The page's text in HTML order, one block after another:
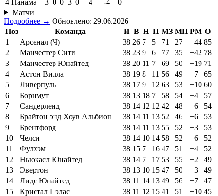
4 Панама 3 0 0 3 0 4 -4
0
Матчи
Подробнее → Обновлено: 29.06.2026
Поз
Команда И В Н П МЗ МП РМ О
1
Арсенал (Ч) 38 26 7 5 71 27 +44 85
2
Манчестер Сити 38 23 9 6 77 35 +42 78
3
Манчестер Юнайтед 38 20 11 7 69 50 +19 71
4
Астон Вилла 38 19 8 11 56 49 +7
65
5
Ливерпуль 38 17 9 12 63 53 +10 60
6
Борнмут 38 13 18 7 58 54 +4
57
7
Сандерленд 38 14 12 12 42 48 −6
54
8
Брайтон энд Хоув Альбион 38 14 11 13 52 46 +6
53
9
Брентфорд 38 14 11 13 55 52 +3
53
10
Челси 38 14 10 14 58 52 +6
52
11
Фулхэм 38 15 7 16 47 51 −4
52
12
Ньюкасл Юнайтед 38 14 7 17 53 55 −2
49
13
Эвертон 38 13 10 15 47 50 −3
49
14
Лидс Юнайтед 38 11 14 13 49 56 −7
47
15
Кристал Пэлас 38 11 12 15 41 51 −10 45